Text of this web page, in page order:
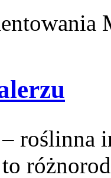
roślinna